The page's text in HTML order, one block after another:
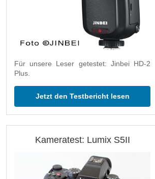
Für unsere Leser getestet: Jinbei HD-2
Plus.
Jetzt den Testbericht lesen
Kameratest: Lumix S5II